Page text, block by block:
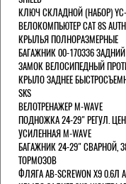
КЛЮЧ СКЛАДНОЙ (НАБОР) YC-
ВЕЛОКОМПЬЮТЕР CAT 8S
КРЫЛЬЯ ПОЛНОРАЗМЕРНЫЕ
БАГАЖНИК 00-170336 ЗАДНИЙ
ЗАМОК ВЕЛОСИПЕДНЫЙ
КРЫЛО ЗАДНЕЕ
SKS
ВЕЛОТРЕНАЖЕР M-WAVE
ПОДНОЖКА 24-29" РЕГУЛ.
УСИЛЕННАЯ M-WAVE
БАГАЖНИК 24-29" СВАРНОЙ,
ТОРМОЗОВ
ФЛЯГА AB-SCREWON X9 0.6Л